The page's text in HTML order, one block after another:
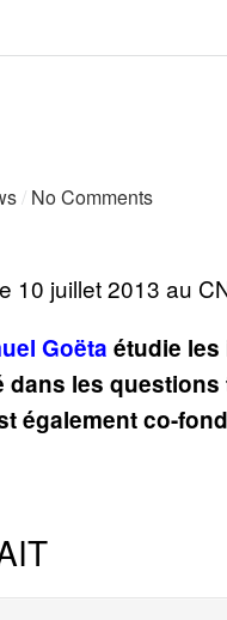
/ No Comments
10 juillet 2013 au
Goëta étudie
les
également co-